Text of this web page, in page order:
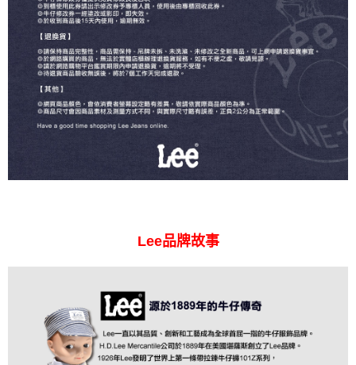
Lee品牌故事